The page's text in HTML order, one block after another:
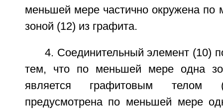
меньшей мере частично окружена
зоной (12) из графита.
4. Соединительный элемент (10)
тем, что по меньшей мере одна
является графитовым
предусмотрена по меньшей мере